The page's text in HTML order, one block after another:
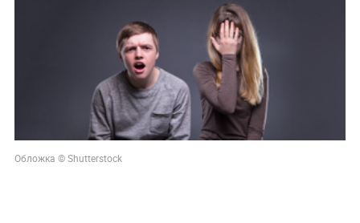
Обложка © Shutterstock